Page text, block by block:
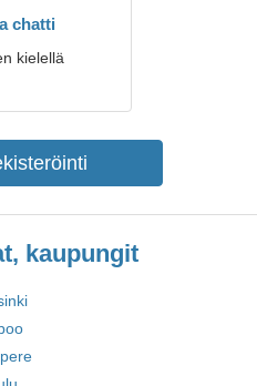
chatti
kielellä
kaupungit